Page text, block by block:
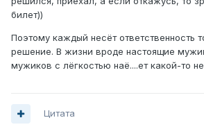
билет))
Поэтому каждый несёт ответственность
решение. В жизни вроде настоящие
мужиков с лёгкостью наё....ет какой-то
Цитата